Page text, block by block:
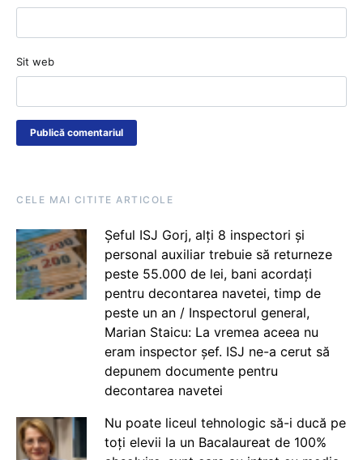
Sit web
CELE MAI CITITE ARTICOLE
Șeful ISJ Gorj, alți 8 inspectori și
personal auxiliar trebuie să returneze
peste 55.000 de lei, bani acordați
pentru decontarea navetei, timp de
peste un an / Inspectorul general,
Marian Staicu: La vremea aceea nu
eram inspector șef. ISJ ne-a cerut să
depunem documente pentru
decontarea navetei
Nu poate liceul tehnologic să-i ducă pe
toți elevii la un Bacalaureat de 100%